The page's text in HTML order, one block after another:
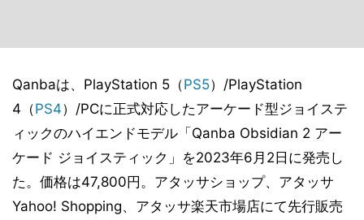
Qanbaは、PlayStation 5（PS5）/PlayStation
4（PS4）/PCに正式対応したアーケード型ジョイステ
ィックのハイエンドモデル「Qanba Obsidian 2 アー
ケード ジョイスティック」を2023年6月2日に発売し
た。価格は47,800円。アタッサショップ、アタッサ
Yahoo! Shopping、アタッサ楽天市場店にて先行販売